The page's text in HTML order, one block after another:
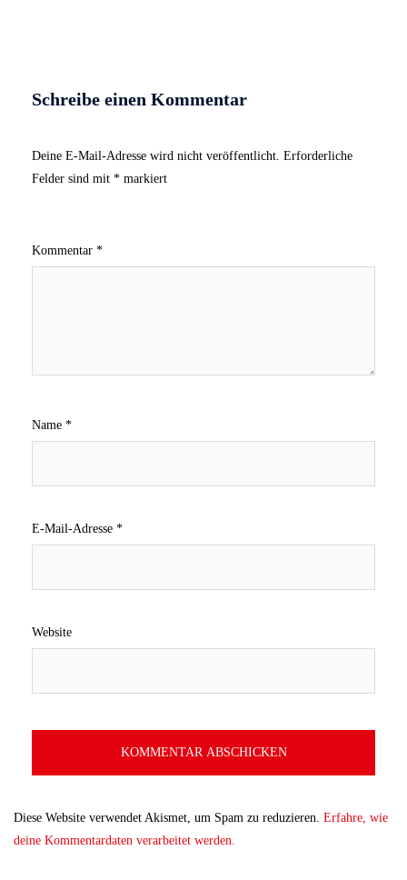
Schreibe einen Kommentar
Deine E-Mail-Adresse wird nicht veröffentlicht. Erforderliche
Felder sind mit * markiert
Kommentar *
Name *
E-Mail-Adresse *
Website
Diese Website verwendet Akismet, um Spam zu reduzieren. Erfahre, wie
deine Kommentardaten verarbeitet werden.